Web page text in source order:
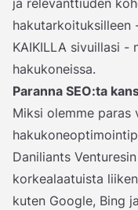
ja relevanttiuden
hakutarkoituksilleen
KAIKILLA sivuillasi -
hakukoneissa.
Paranna SEO:ta
Miksi olemme paras
Daniliants
korkealaatuista
kuten Google, Bing